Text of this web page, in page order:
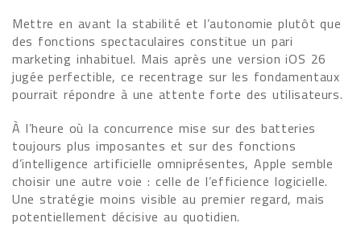
Mettre en avant la stabilité et l’autonomie plutôt que
des fonctions spectaculaires constitue un pari
marketing inhabituel. Mais après une version iOS 26
jugée perfectible, ce recentrage sur les fondamentaux
pourrait répondre à une attente forte des utilisateurs.
À l’heure où la concurrence mise sur des batteries
toujours plus imposantes et sur des fonctions
d’intelligence artificielle omniprésentes, Apple semble
choisir une autre voie : celle de l’efficience logicielle.
Une stratégie moins visible au premier regard, mais
potentiellement décisive au quotidien.